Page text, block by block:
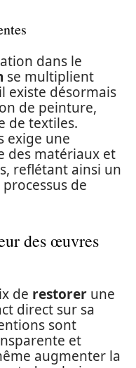
dans le
se multiplient
existe désormais
de peinture,
de textiles.
exige une
des matériaux et
reflétant ainsi un
de
des œuvres
de restorer une
direct sur sa
sont
et
augmenter la